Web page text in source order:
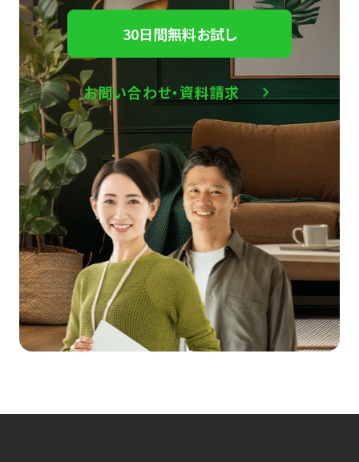
30日間無料お試し
お問い合わせ・資料請求